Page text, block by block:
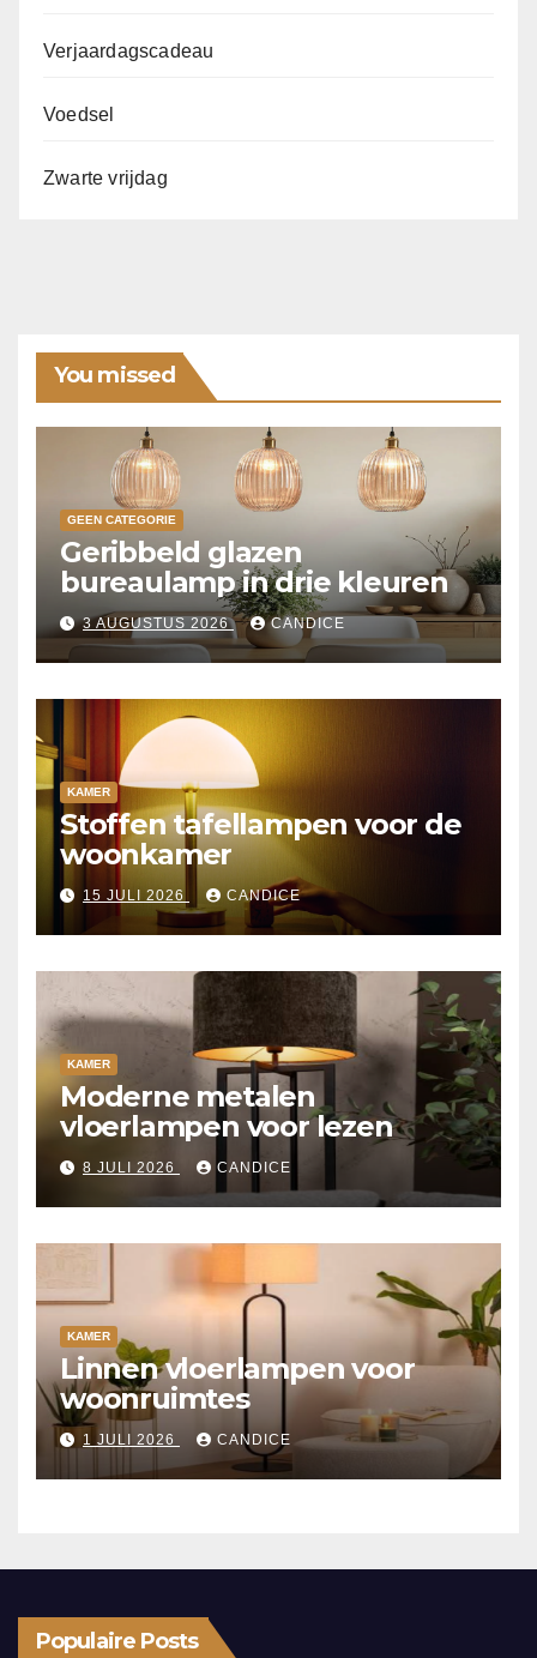
Verjaardagscadeau
Voedsel
Zwarte vrijdag
You missed
GEEN CATEGORIE
Geribbeld glazen
bureaulamp in drie kleuren
3 AUGUSTUS 2026 CANDICE
KAMER
Stoffen tafellampen voor de
woonkamer
15 JULI 2026 CANDICE
KAMER
Moderne metalen
vloerlampen voor lezen
8 JULI 2026 CANDICE
KAMER
Linnen vloerlampen voor
woonruimtes
1 JULI 2026 CANDICE
Populaire Posts